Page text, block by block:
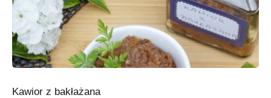
Kawior z bakłażana